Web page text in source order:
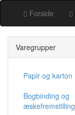
Forside
Varegrupper
Papir og karton
Bogbinding og
æskefremstilling